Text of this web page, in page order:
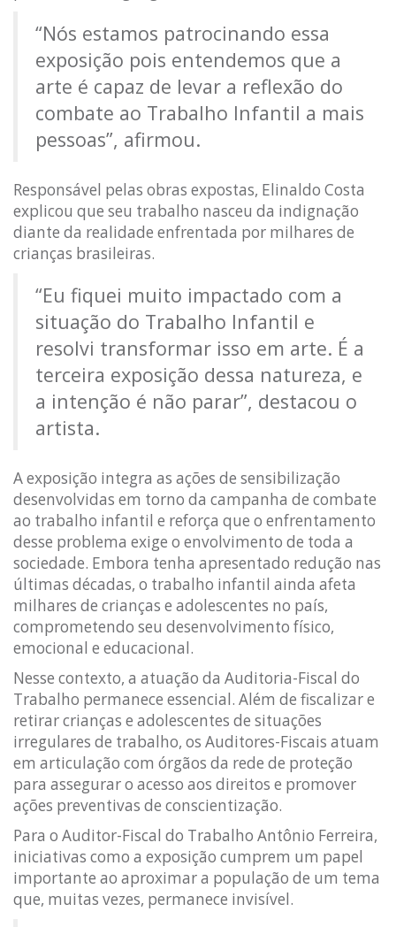
“Nós estamos patrocinando essa
exposição pois entendemos que a
arte é capaz de levar a reflexão do
combate ao Trabalho Infantil a mais
pessoas”, afirmou.
Responsável pelas obras expostas, Elinaldo Costa
explicou que seu trabalho nasceu da indignação
diante da realidade enfrentada por milhares de
crianças brasileiras.
“Eu fiquei muito impactado com a
situação do Trabalho Infantil e
resolvi transformar isso em arte. É a
terceira exposição dessa natureza, e
a intenção é não parar”, destacou o
artista.
A exposição integra as ações de sensibilização
desenvolvidas em torno da campanha de combate
ao trabalho infantil e reforça que o enfrentamento
desse problema exige o envolvimento de toda a
sociedade. Embora tenha apresentado redução nas
últimas décadas, o trabalho infantil ainda afeta
milhares de crianças e adolescentes no país,
comprometendo seu desenvolvimento físico,
emocional e educacional.
Nesse contexto, a atuação da Auditoria-Fiscal do
Trabalho permanece essencial. Além de fiscalizar e
retirar crianças e adolescentes de situações
irregulares de trabalho, os Auditores-Fiscais atuam
em articulação com órgãos da rede de proteção
para assegurar o acesso aos direitos e promover
ações preventivas de conscientização.
Para o Auditor-Fiscal do Trabalho Antônio Ferreira,
iniciativas como a exposição cumprem um papel
importante ao aproximar a população de um tema
que, muitas vezes, permanece invisível.